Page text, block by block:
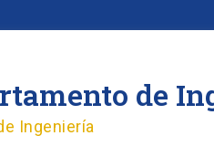
de
Ingeniería